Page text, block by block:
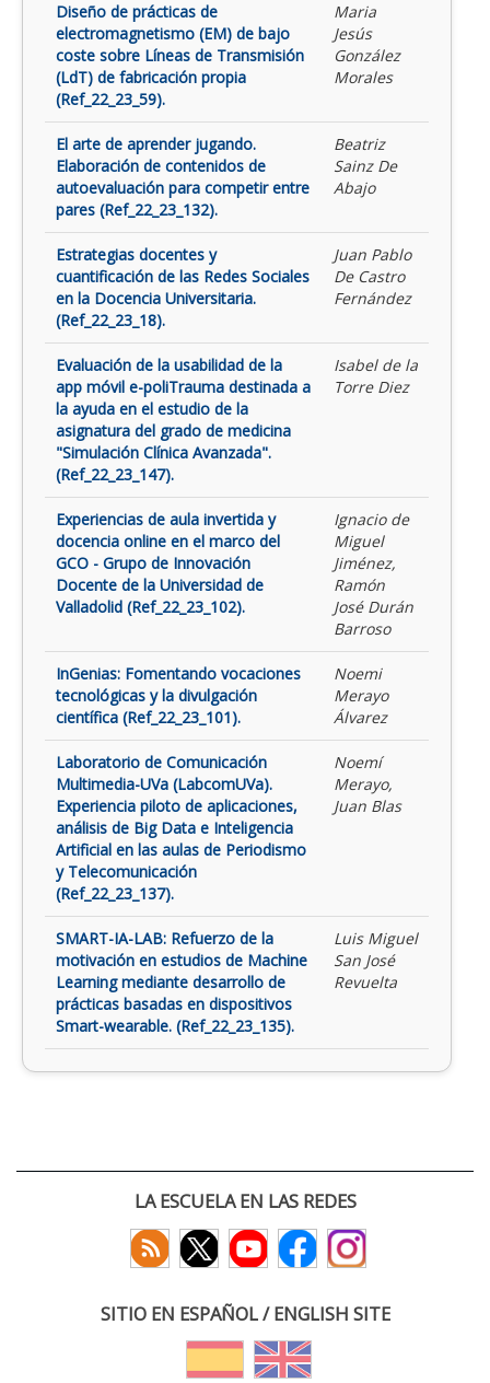
Diseño de prácticas de
electromagnetismo (EM) de bajo
coste sobre Líneas de Transmisión
(LdT) de fabricación propia
(Ref_22_23_59).
Maria
Jesús
González
Morales
El arte de aprender jugando.
Elaboración de contenidos de
autoevaluación para competir entre
pares (Ref_22_23_132).
Beatriz
Sainz De
Abajo
Estrategias docentes y
cuantificación de las Redes Sociales
en la Docencia Universitaria.
(Ref_22_23_18).
Juan Pablo
De Castro
Fernández
Evaluación de la usabilidad de la
app móvil e-poliTrauma destinada a
la ayuda en el estudio de la
asignatura del grado de medicina
"Simulación Clínica Avanzada".
(Ref_22_23_147).
Isabel de la
Torre Diez
Experiencias de aula invertida y
docencia online en el marco del
GCO - Grupo de Innovación
Docente de la Universidad de
Valladolid (Ref_22_23_102).
Ignacio de
Miguel
Jiménez,
Ramón
José Durán
Barroso
InGenias: Fomentando vocaciones
tecnológicas y la divulgación
científica (Ref_22_23_101).
Noemi
Merayo
Álvarez
Laboratorio de Comunicación
Multimedia-UVa (LabcomUVa).
Experiencia piloto de aplicaciones,
análisis de Big Data e Inteligencia
Artificial en las aulas de Periodismo
y Telecomunicación
(Ref_22_23_137).
Noemí
Merayo,
Juan Blas
SMART-IA-LAB: Refuerzo de la
motivación en estudios de Machine
Learning mediante desarrollo de
prácticas basadas en dispositivos
Smart-wearable. (Ref_22_23_135).
Luis Miguel
San José
Revuelta
LA ESCUELA EN LAS REDES
SITIO EN ESPAÑOL / ENGLISH SITE